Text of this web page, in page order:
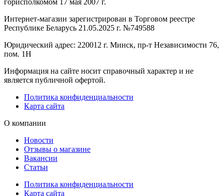
горисполкомом 17 мая 2007 г.
Интернет-магазин зарегистрирован в Торговом реестре
Республике Беларусь 21.05.2025 г. №749588
Юридический адрес: 220012 г. Минск, пр-т Независимости 76,
пом. 1Н
Информация на сайте носит справочный характер и не
является публичной офертой.
Политика конфиденциальности
Карта сайта
О компании
Новости
Отзывы о магазине
Вакансии
Статьи
Политика конфиденциальности
Карта сайта